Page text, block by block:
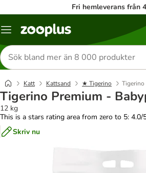
Fri hemleverans från
Katalogmeny
Sök
efter
produkter
Katt Kattsand ★ Tigerino
Tigerino Premium -
12 kg
This is a stars rating area from zero to 5: 4.0/
Skriv nu